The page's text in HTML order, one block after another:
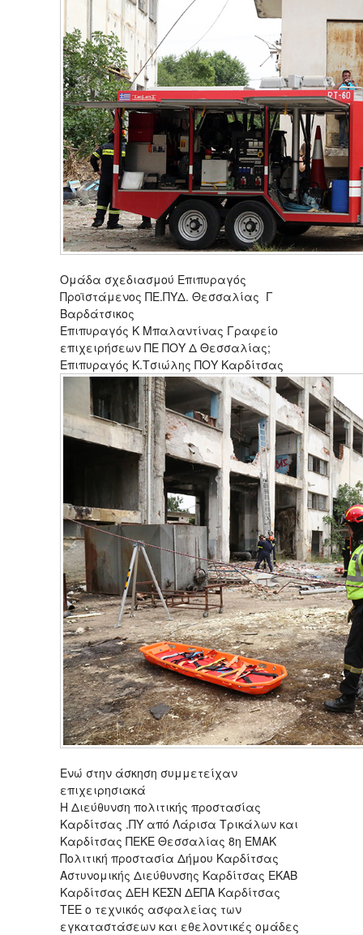
Ομάδα σχεδιασμού Επιπυραγός
Προϊστάμενος ΠΕ.ΠΥΔ. Θεσσαλίας Γ
Βαρδάτσικος
Επιπυραγός Κ Μπαλαντίνας Γραφείο
επιχειρήσεων ΠΕ ΠΟΥ Δ Θεσσαλίας;
Επιπυραγός Κ.Τσιώλης ΠΟΥ Καρδίτσας
Ενώ στην άσκηση συμμετείχαν
επιχειρησιακά
Η Διεύθυνση πολιτικής προστασίας
Καρδίτσας .ΠΥ από Λάρισα Τρικάλων και
Καρδίτσας ΠΕΚΕ Θεσσαλίας 8η ΕΜΑΚ
Πολιτική προστασία Δήμου Καρδίτσας
Αστυνομικής Διεύθυνσης Καρδίτσας ΕΚΑΒ
Καρδίτσας ΔΕΗ ΚΕΣΝ ΔΕΠΑ Καρδίτσας
ΤΕΕ ο τεχνικός ασφαλείας των
εγκαταστάσεων και εθελοντικές ομάδες